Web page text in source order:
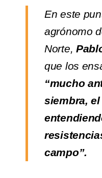
En este
agrónomo
Norte,
que los
“mucho
siembra,
campo”.